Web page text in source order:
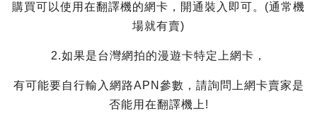
購買可以使用在翻譯機的網卡，開通裝入即可。(通常機
場就有賣)
2.如果是台灣網拍的漫遊卡特定上網卡，
有可能要自行輸入網路APN參數，請詢問上網卡賣家是
否能用在翻譯機上!